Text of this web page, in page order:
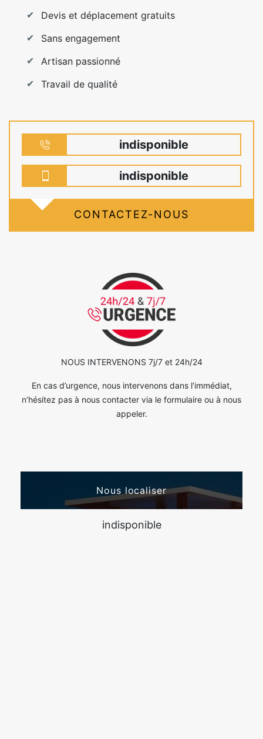
Devis et déplacement gratuits
Sans engagement
Artisan passionné
Travail de qualité
indisponible
indisponible
CONTACTEZ-NOUS
NOUS INTERVENONS 7j/7 et 24h/24
En cas d’urgence, nous intervenons dans l’immédiat,
n’hésitez pas à nous contacter via le formulaire ou à nous
appeler.
Nous localiser
indisponible